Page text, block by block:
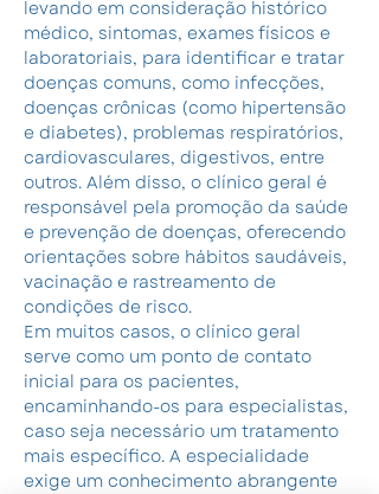
levando em consideração histórico
médico, sintomas, exames físicos e
laboratoriais, para identificar e tratar
doenças comuns, como infecções,
doenças crônicas (como hipertensão
e diabetes), problemas respiratórios,
cardiovasculares, digestivos, entre
outros. Além disso, o clínico geral é
responsável pela promoção da saúde
e prevenção de doenças, oferecendo
orientações sobre hábitos saudáveis,
vacinação e rastreamento de
condições de risco.
Em muitos casos, o clínico geral
serve como um ponto de contato
inicial para os pacientes,
encaminhando-os para especialistas,
caso seja necessário um tratamento
mais específico. A especialidade
exige um conhecimento abrangente